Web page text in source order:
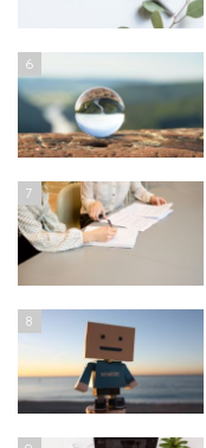
6
7
8